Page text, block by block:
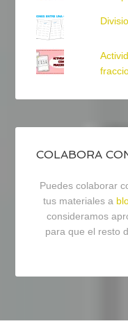
COLABORA
Puedes colaborar
tus materiales a
consideramos
para que el resto